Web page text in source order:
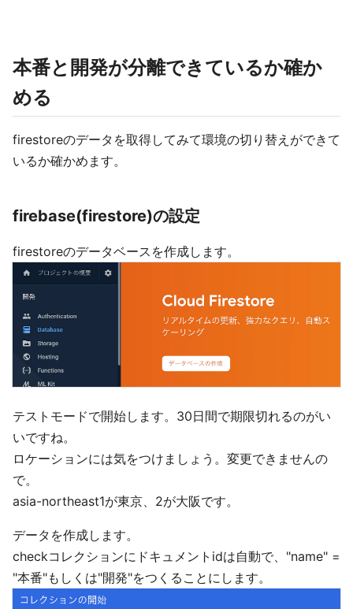
本番と開発が分離できているか確か
める
firestoreのデータを取得してみて環境の切り替えができて
いるか確かめます。
firebase(firestore)の設定
firestoreのデータベースを作成します。
テストモードで開始します。30日間で期限切れるのがい
いですね。
ロケーションには気をつけましょう。変更できませんの
で。
asia-northeast1が東京、2が大阪です。
データを作成します。
checkコレクションにドキュメントidは自動で、"name" =
"本番"もしくは"開発"をつくることにします。